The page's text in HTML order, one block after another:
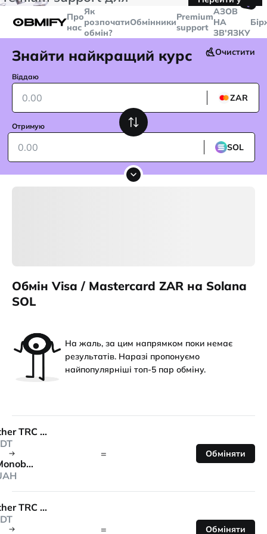
більше
Telegram
Про
нас
Як
розпочати
обмін?
ОбмінникиPremium
support
🤙
AЗОВ
НА
ЗВ'ЯЗКУ
Знайти найкращий курс Очистити
Віддаю
ZAR
Отримую
SOL
Обмін Visa / Mastercard ZAR на Solana
SOL
На жаль, за цим напрямком поки немає
результатів. Наразі пропонуємо
найпопулярніші топ-5 пар обміну.
Tether TRC 20
Monobank
= Обміняти
Tether TRC 20
= Обміняти